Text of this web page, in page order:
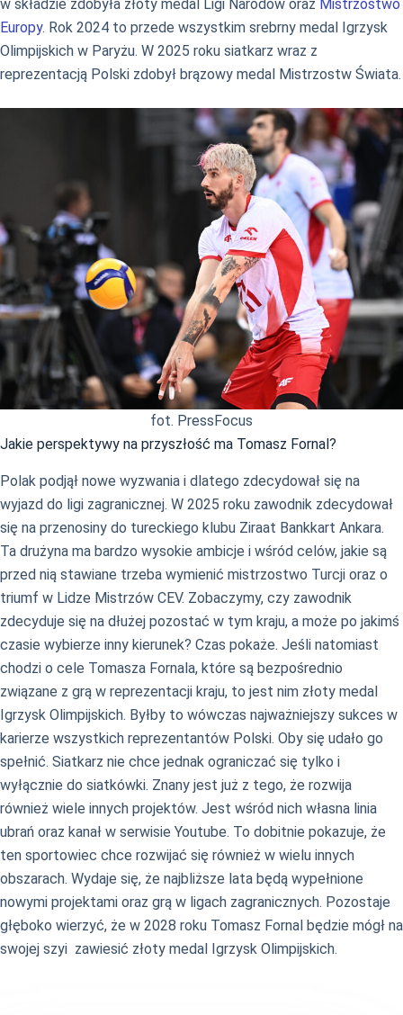
w składzie zdobyła złoty medal Ligi Narodów oraz Mistrzostwo
Europy. Rok 2024 to przede wszystkim srebrny medal Igrzysk
Olimpijskich w Paryżu. W 2025 roku siatkarz wraz z
reprezentacją Polski zdobył brązowy medal Mistrzostw Świata.
fot. PressFocus
Jakie perspektywy na przyszłość ma Tomasz Fornal?
Polak podjął nowe wyzwania i dlatego zdecydował się na
wyjazd do ligi zagranicznej. W 2025 roku zawodnik zdecydował
się na przenosiny do tureckiego klubu Ziraat Bankkart Ankara.
Ta drużyna ma bardzo wysokie ambicje i wśród celów, jakie są
przed nią stawiane trzeba wymienić mistrzostwo Turcji oraz o
triumf w Lidze Mistrzów CEV. Zobaczymy, czy zawodnik
zdecyduje się na dłużej pozostać w tym kraju, a może po jakimś
czasie wybierze inny kierunek? Czas pokaże. Jeśli natomiast
chodzi o cele Tomasza Fornala, które są bezpośrednio
związane z grą w reprezentacji kraju, to jest nim złoty medal
Igrzysk Olimpijskich. Byłby to wówczas najważniejszy sukces w
karierze wszystkich reprezentantów Polski. Oby się udało go
spełnić. Siatkarz nie chce jednak ograniczać się tylko i
wyłącznie do siatkówki. Znany jest już z tego, że rozwija
również wiele innych projektów. Jest wśród nich własna linia
ubrań oraz kanał w serwisie Youtube. To dobitnie pokazuje, że
ten sportowiec chce rozwijać się również w wielu innych
obszarach. Wydaje się, że najbliższe lata będą wypełnione
nowymi projektami oraz grą w ligach zagranicznych. Pozostaje
głęboko wierzyć, że w 2028 roku Tomasz Fornal będzie mógł na
swojej szyi zawiesić złoty medal Igrzysk Olimpijskich.